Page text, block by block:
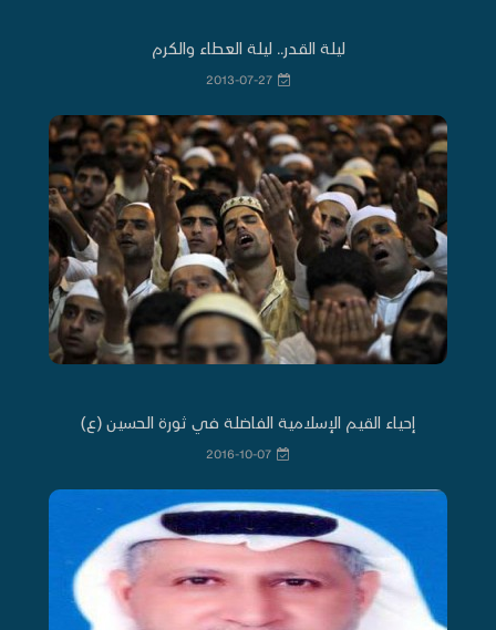
ليلة القدر.. ليلة العطاء والكرم
2013-07-27
إحياء القيم الإسلامية الفاضلة في ثورة الحسين (ع)
2016-10-07